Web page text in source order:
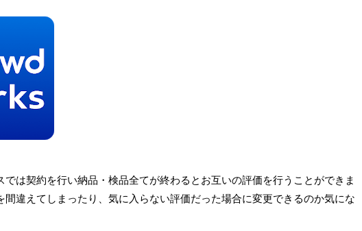
では契約を行い納品・検品全てが終わるとお互いの評価を行うことができま
間違えてしまったり、気に入らない評価だった場合に変更できるのか気にな